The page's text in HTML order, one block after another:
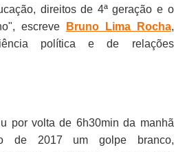
direitos de 4ª geração e o
", escreve Bruno Lima Rocha,
política e de relações
por volta de 6h30min da manhã
de 2017 um golpe branco,